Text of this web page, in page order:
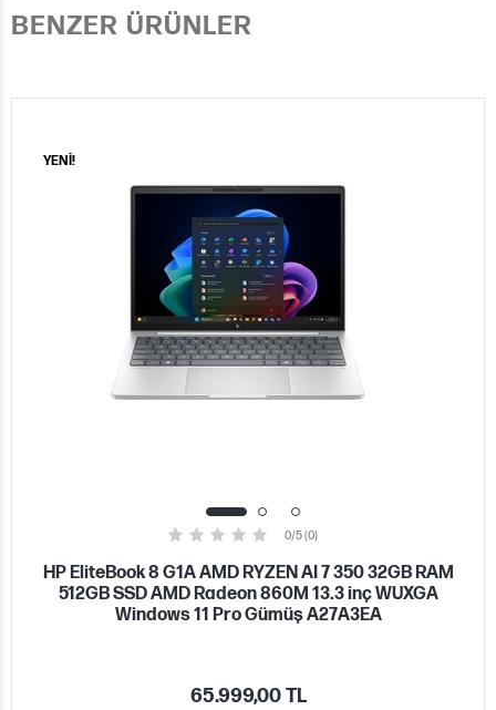
BENZER ÜRÜNLER
YENİ!
0/5 (0)
HP EliteBook 8 G1A AMD RYZEN AI 7 350 32GB RAM
512GB SSD AMD Radeon 860M 13.3 inç WUXGA
Windows 11 Pro Gümüş A27A3EA
65.999,00 TL